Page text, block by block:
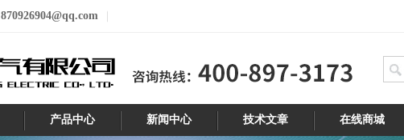
870926904@qq.com
产品中心 新闻中心 技术文章 在线商城